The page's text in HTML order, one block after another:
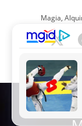
Magia,